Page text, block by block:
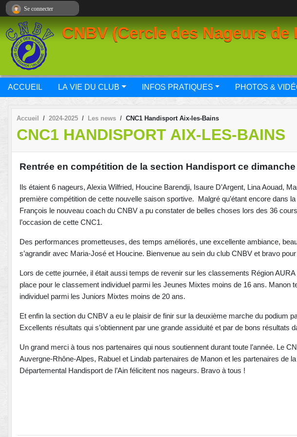
CNBV (Cercle des Nageurs de
ACCUEIL LA VIE DU CLUB INFOS PRATIQUES PHOTOS &
Accueil 2024-2025 Les news CNC1 Handisport Aix-les-Bains
CNC1 HANDISPORT AIX-LES-BAINS
Rentrée en compétition de la section Handisport ce
Ils étaient 6 nageurs, Alexia Wilfried, Houcine Barendji, Isaure D’Argent, Lina Aouad,
première compétition de cette nouvelle saison sportive. Malgré qu’étant encore dans
François le nouveau coach du CNBV a pu constater de belles choses lors des 36
l’occasion de cette CNC1.
Des performances prometteuses, des temps améliorés, une excellente ambiance,
s’agrandir avec Maria-José et Houcine. Bienvenue au sein du club CNBV et bravo
Lors de cette journée, il était aussi temps de revenir sur les classements Région
place pour le classement individuel parmi les Jeunes Mixtes moins de 16 ans. Manon
individuel parmi les Juniors Mixtes moins de 20 ans.
Et enfin la section du CNBV a eu le plaisir de finir sur la deuxième marche du podium
Excellents résultats qui s’obtiennent par une grande assiduité et par de bons résultats
Un grand merci à tous nos partenaires qui nous soutiennent durant toute l’année. Le
Auvergne-Rhône-Alpes, Rabuel et Lindab partenaires de Manon et les partenaires de
Départemental Handisport de l’Ain félicitent nos nageurs. Bravo à tous !
Se connecter
Panneau de gestion des cookies